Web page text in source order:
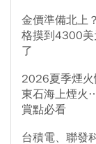
金價準備北上
格摸到4300
了
2026夏季煙火
東石海上煙火
賞點必看
台積電、聯發